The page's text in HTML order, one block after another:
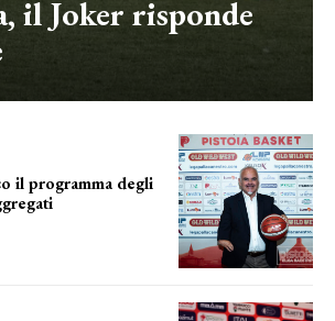
il Joker risponde
il programma degli